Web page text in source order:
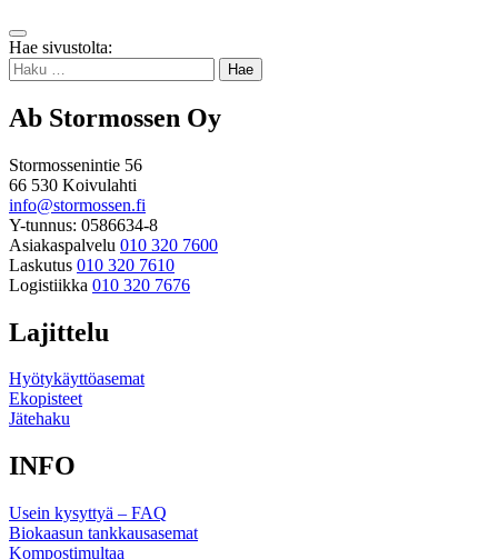
Takaisin
ylös
Hae sivustolta:
Haku:
Ab Stormossen Oy
Stormossenintie 56
66 530 Koivulahti
info@stormossen.fi
Y-tunnus: 0586634-8
Asiakaspalvelu 010 320 7600
Laskutus 010 320 7610
Logistiikka 010 320 7676
Lajittelu
Hyötykäyttöasemat
Ekopisteet
Jätehaku
INFO
Usein kysyttyä – FAQ
Biokaasun tankkausasemat
Kompostimultaa